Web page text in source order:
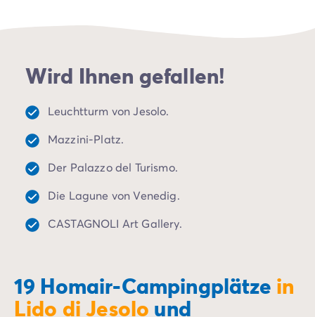
Campingplatz Rovinj
Campingplatz Frankreich
Campingplatz Aquitaine
Campingplatz Dordogne - Périgord
Campingplatz Arcachon
Campingplatz Lacanau
Campingplatz Landes
Campingplatz Hossegor
Campingplatz Elsass
Campingplatz Normandie
Campingplatz Pays de la Loire
Campingplatz Vendée
Wird Ihnen gefallen!
Leuchtturm von Jesolo.
Mazzini-Platz.
Der Palazzo del Turismo.
Die Lagune von Venedig.
CASTAGNOLI Art Gallery.
19 Homair-Campingplätze in
Lido di Jesolo und